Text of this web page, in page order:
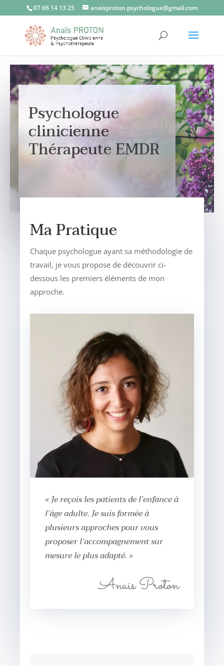
07 66 14 13 25 anaisproton.psychologue@gmail.com
Psychologue
clinicienne
Thérapeute EMDR
Ma Pratique
Chaque psychologue ayant sa méthodologie de
travail, je vous propose de découvrir ci-
dessous les premiers éléments de mon
approche.
« Je reçois les patients de l’enfance à
l’âge adulte. Je suis formée à
plusieurs approches pour vous
proposer l’accompagnement sur
mesure le plus adapté. »
Anaïs Proton